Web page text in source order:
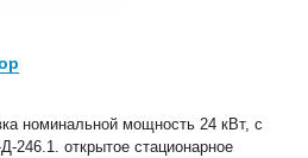
номинальной мощность 24 кВт, с
246.1. открытое стационарное